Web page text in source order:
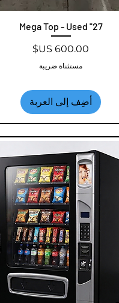
العرض السريع
27" Mega Top - Used
السعر
مستثناة ضريبة
أضِف إلى العربة